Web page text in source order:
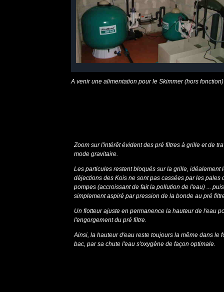
A venir une alimentation pour le Skimmer (hors
Zoom sur l'intérêt évident des pré filtres à grille et de
mode gravitaire.
Les particules restent bloqués sur la grille, idéalement
déjections des Kois ne sont pas cassées par les pales
pompes (accroissant de fait la pollution de l'eau) ...
simplement aspiré par pression de la bonde au pré
Un flotteur ajuste en permanence la hauteur de l'eau
l'engorgement du pré filtre.
Ainsi, la hauteur d'eau reste toujours la même dans le
bac, par sa chute l'eau s'oxygène de façon optimale.